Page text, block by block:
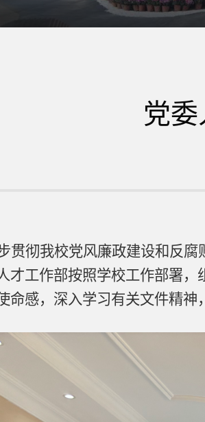
党
贯彻我校党风廉政建设和反腐
才工作部按照学校工作部署
命感，深入学习有关文件精神